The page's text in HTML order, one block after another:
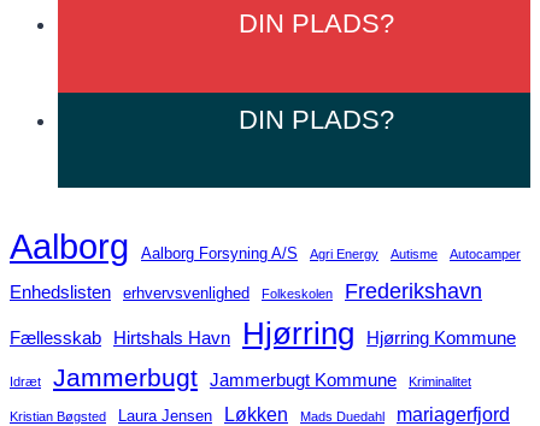
DIN PLADS?
DIN PLADS?
Aalborg Aalborg Forsyning A/S Agri Energy Autisme Autocamper
Enhedslisten erhvervsvenlighed Folkeskolen Frederikshavn
Fællesskab Hirtshals Havn Hjørring Hjørring Kommune
Idræt Jammerbugt Jammerbugt Kommune Kriminalitet
Kristian Bøgsted Laura Jensen Løkken Mads Duedahl mariagerfjord